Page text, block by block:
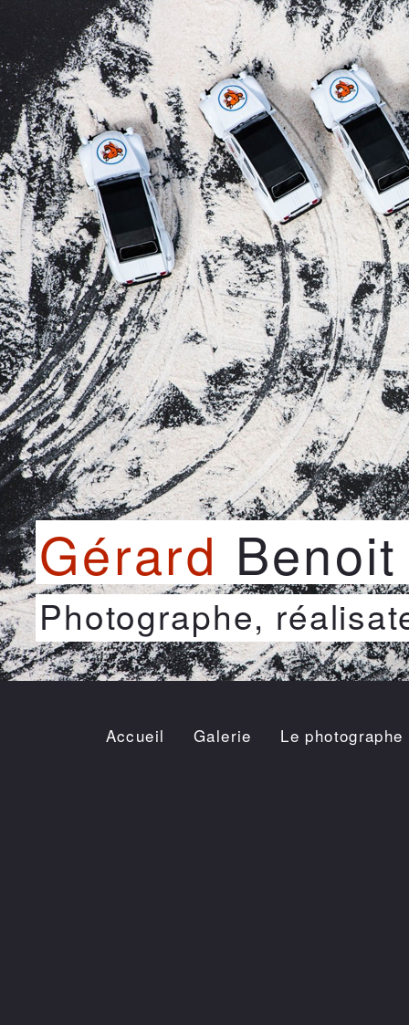
Gérard
Accueil Galerie Le photographe
Photographe,